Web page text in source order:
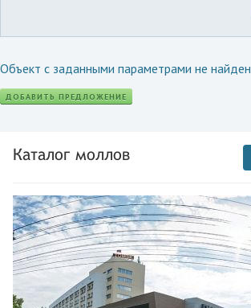
Объект с заданными параметрами не найден
ДОБАВИТЬ ПРЕДЛОЖЕНИЕ
Каталог моллов